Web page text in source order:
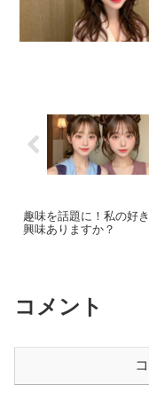
趣味を話題に！私の好
興味ありますか？
コメント